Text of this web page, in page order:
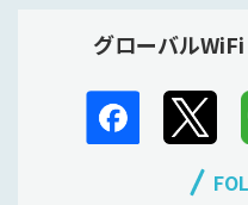
グローバル